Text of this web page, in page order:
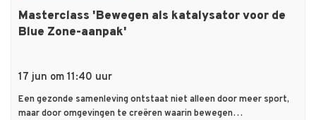
Masterclass 'Bewegen als katalysator voor de
Blue Zone-aanpak'
17 jun om 11:40 uur
Een gezonde samenleving ontstaat niet alleen door meer sport,
maar door omgevingen te creëren waarin bewegen…